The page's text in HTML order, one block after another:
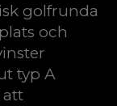
golfrunda
och
typ A
att